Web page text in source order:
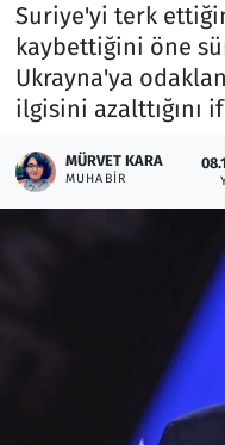
Suriye'yi terk
kaybettiğini öne
Ukrayna'ya
ilgisini azalttığını
MÜRVET KARA
MUHABIR
Memur ve Kamu
Otomobil
Oyun
Ramazan
Rüya Tabirleri